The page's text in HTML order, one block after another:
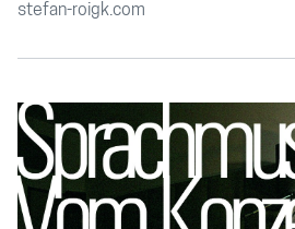
stefan-roigk.com